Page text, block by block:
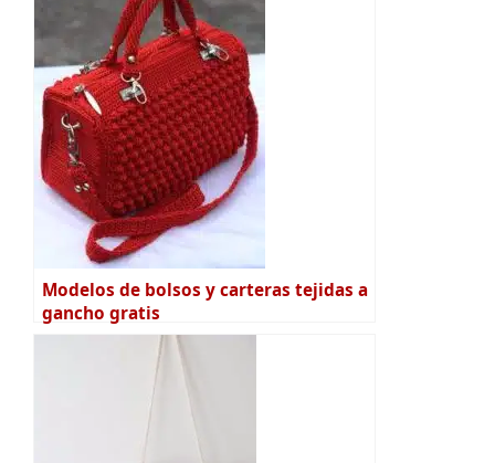
Modelos de bolsos y carteras tejidas a
gancho gratis